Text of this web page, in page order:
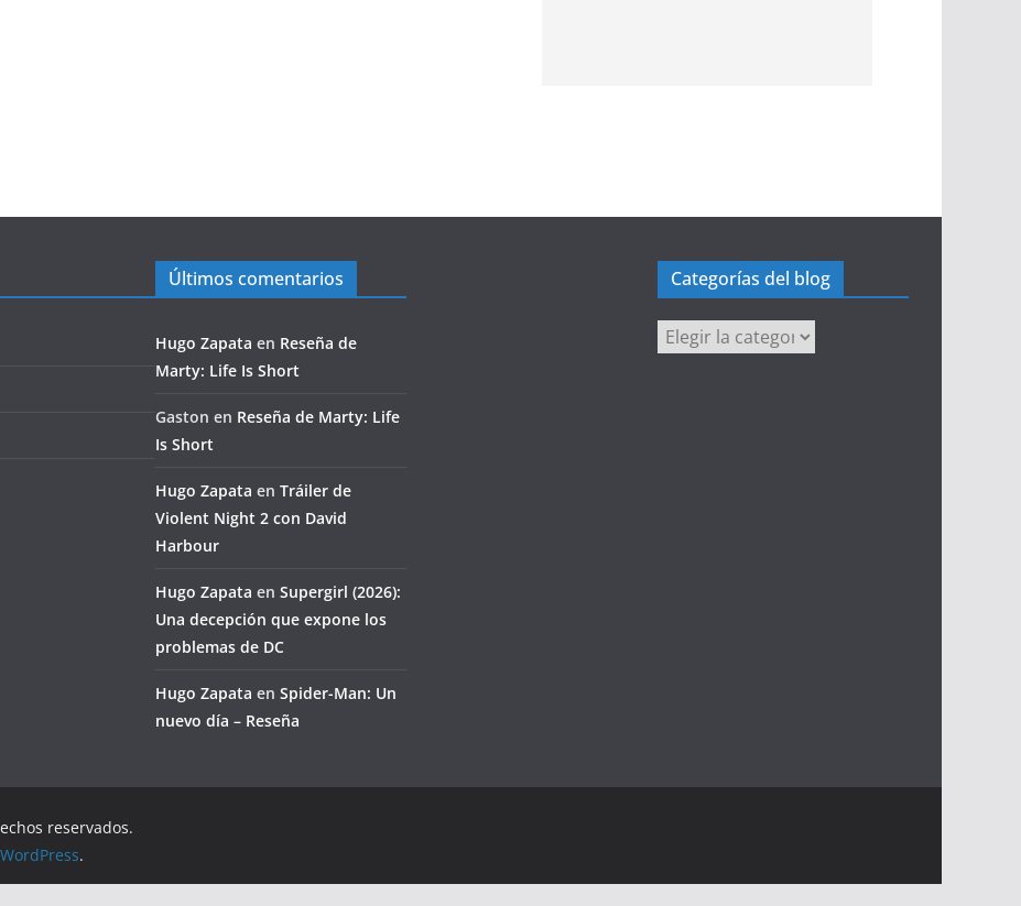
Últimos comentarios
Hugo Zapata en Reseña de
Marty: Life Is Short
Gaston en Reseña de Marty: Life
Is Short
Hugo Zapata en Tráiler de
Violent Night 2 con David
Harbour
Hugo Zapata en Supergirl (2026):
Una decepción que expone los
problemas de DC
Hugo Zapata en Spider-Man: Un
nuevo día – Reseña
Categorías del blog
Categorías
del
reservados.
WordPress.